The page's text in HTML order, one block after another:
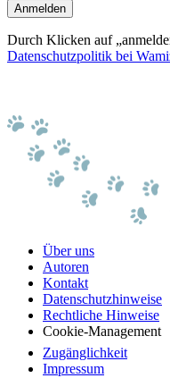
Anmelden
Durch Klicken auf
Datenschutzpolitik bei
Über uns
Autoren
Kontakt
Datenschutzhinweise
Rechtliche Hinweise
Cookie-Management
Zugänglichkeit
Impressum